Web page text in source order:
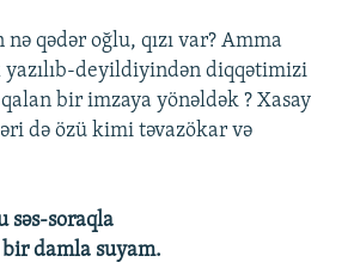
qədər oğlu, qızı var? Amma
deyildiyindən diqqətimizi
bir imzaya yönəldək ? Xasay
də özü kimi təvazökar və
səs-soraqla
damla suyam.